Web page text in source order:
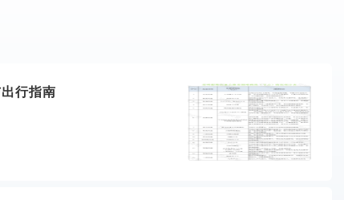
行指南